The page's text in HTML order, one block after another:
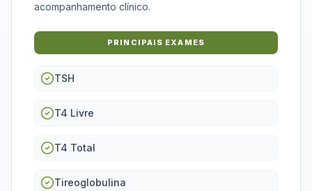
acompanhamento clínico.
PRINCIPAIS EXAMES
TSH
T4 Livre
T4 Total
Tireoglobulina